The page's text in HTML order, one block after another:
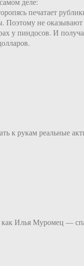
печатает
Поэтому не
у пиндосов. И
к рукам реальные
Илья Муромец —